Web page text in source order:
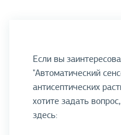
Если вы
"Автоматический
антисептических
хотите задать
здесь: